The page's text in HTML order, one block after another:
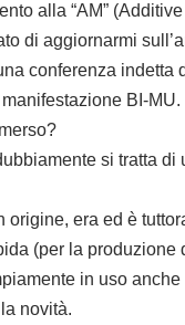
alla “AM”
di aggiornarmi
conferenza indetta
BI-MU.
si tratta di
origine, era ed è
(per la produzione
in uso
novità.